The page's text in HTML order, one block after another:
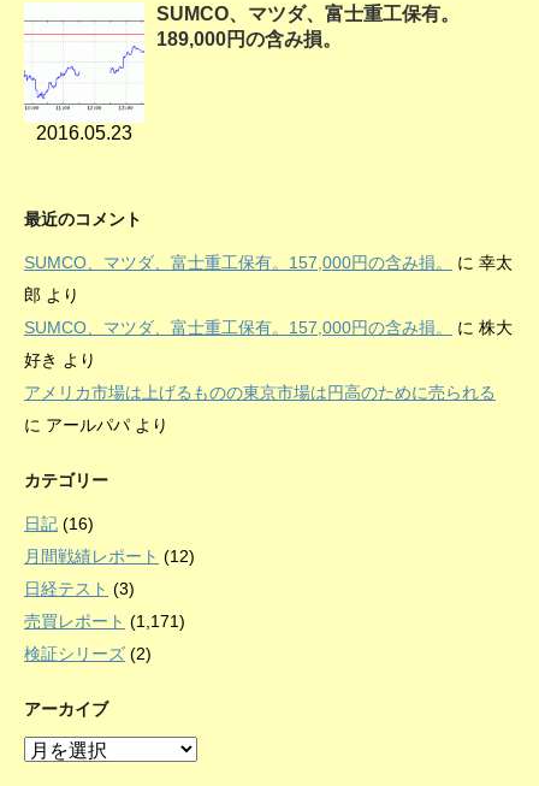
2016.05.23
SUMCO、マツダ、富士重工保有。
189,000円の含み損。
最近のコメント
SUMCO、マツダ、富士重工保有。157,000円の含み損。 に 幸太
郎 より
SUMCO、マツダ、富士重工保有。157,000円の含み損。
に 株大
好き より
アメリカ市場は上げるものの東京市場は円高のために売られる
に アールパパ より
カテゴリー
日記 (16)
月間戦績レポート (12)
日経テスト (3)
売買レポート (1,171)
検証シリーズ (2)
アーカイブ
ア